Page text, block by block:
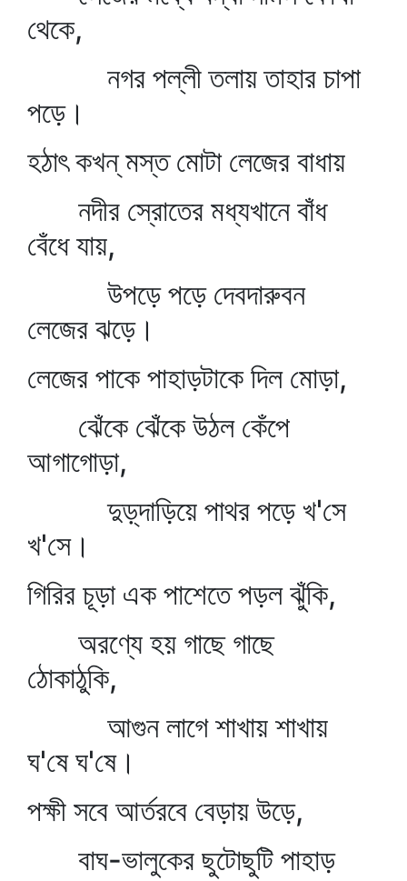
থেকে,
নগর পল্লী তলায় তাহার চাপা
পড়ে।
হঠাৎ কখন্‌ মস্ত মোটা লেজের বাধায়
নদীর স্রোতের মধ্যখানে বাঁধ
বেঁধে যায়,
উপড়ে পড়ে দেবদারুবন
লেজের ঝড়ে।
লেজের পাকে পাহাড়টাকে দিল মোড়া,
ঝেঁকে ঝেঁকে উঠল কেঁপে
আগাগোড়া,
দুড়্‌দাড়িয়ে পাথর পড়ে খ'সে
খ'সে।
গিরির চূড়া এক পাশেতে পড়ল ঝুঁকি,
অরণ্যে হয় গাছে গাছে
ঠোকাঠুকি,
আগুন লাগে শাখায় শাখায়
ঘ'ষে ঘ'ষে।
পক্ষী সবে আর্তরবে বেড়ায় উড়ে,
বাঘ-ভালুকের ছুটোছুটি পাহাড়